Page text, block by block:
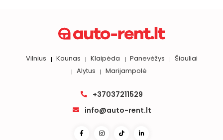
Vilnius Kaunas Klaipėda Panevėžys
Šiauliai
Alytus
Marijampolė
+37037211529
info@auto-rent.lt